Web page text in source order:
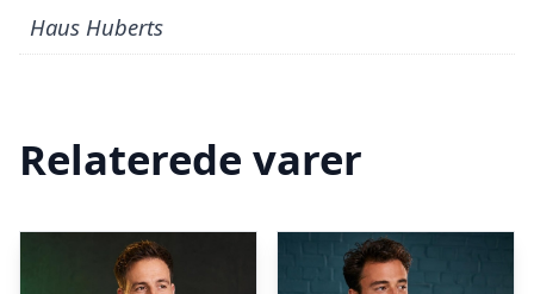
Haus Huberts
Relaterede varer